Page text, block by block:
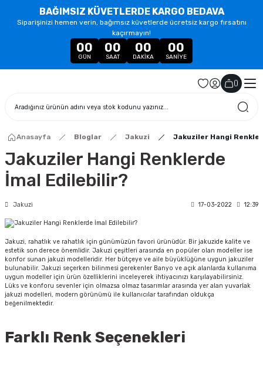
BAĞIMSIZ KÜVETLERDE KARGO BEDAVA
Siparişinizi hemen verin, bağımsız küvetlerde ücretsiz kargo fırsatını
kaçırmayın!
00
GÜN
00
SAAT
00
DAKIKA
00
SANIYE
()
Anasayfa Bloglar Jakuzi Jakuziler Hangi
Jakuziler Hangi Renklerde
İmal Edilebilir?
Jakuzi 17-03-2022 12:39
Jakuzi, rahatlık ve rahatlık için günümüzün favori ürünüdür. Bir jakuzide kalite ve
estetik son derece önemlidir. Jakuzi çeşitleri arasında en popüler olan modeller ise
konfor sunan jakuzi modelleridir. Her bütçeye ve aile büyüklüğüne uygun jakuziler
bulunabilir. Jakuzi seçerken bilinmesi gerekenler Banyo ve açık alanlarda kullanıma
uygun modeller için ürün özelliklerini inceleyerek ihtiyacınızı karşılayabilirsiniz.
Lüks ve konforu sevenler için olmazsa olmaz tasarımlar arasında yer alan yuvarlak
jakuzi modelleri, modern görünümü ile kullanıcılar tarafından oldukça
beğenilmektedir.
Farklı Renk Seçenekleri